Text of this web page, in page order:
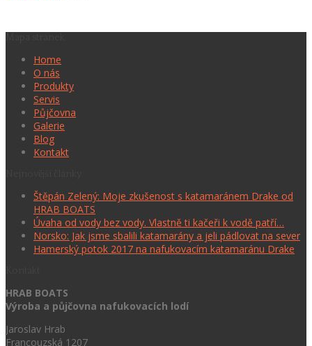
Home
O nás
Produkty
Servis
Půjčovna
Galerie
Blog
Kontakt
Štěpán Zelený: Moje zkušenost s katamaránem Drake od
HRAB BOATS
Úvaha od vody bez vody. Vlastně ti kačeři k vodě patří…
Norsko: Jak jsme sbalili katamarány a jeli pádlovat na sever
Hamerský potok 2017 na nafukovacím katamaránu Drake
HRAB BOATS
Výroba a půjčovna nafukovacích lodí
Jaroslav Hrab
Francouzská 1207